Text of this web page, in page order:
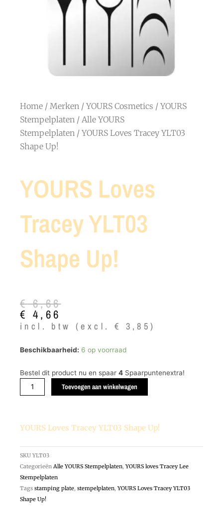
Home / Merken / YOURS Cosmetics / YOURS
Stempelplaten / Alle YOURS
Stempelplaten / YOURS Loves Tracey YLT03
Shape Up!
YOURS Loves
Tracey YLT03
Shape Up!
€6,66
Oorspronkelijke
prijs
was:
€ 4,66
Huidige
prijs
is:
incl. btw (excl. € 3,85)
Beschikbaarheid: 6 op voorraad
Bestel dit product nu en spaar 4 Spaarpuntenextra!
YOURS
Tracey
Toevoegen aan winkelwagen
YOURS Loves Tracey YLT03 Shape Up!
SKU YLT03
Categorieën Alle YOURS Stempelplaten, YOURS loves Tracey Lee
Stempelplaten
Tags stamping plate, stempelplaten, YOURS Loves Tracey YLT03
Shape Up!